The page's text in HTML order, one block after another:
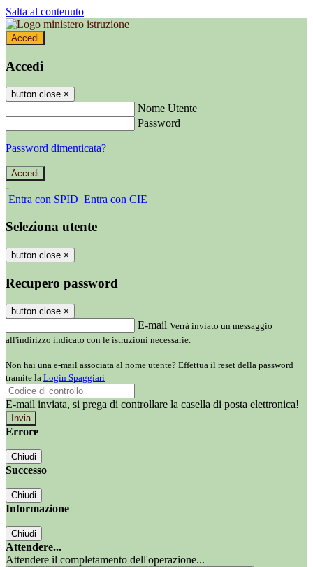
Salta al contenuto
Accedi
Accedi
button close ×
Nome Utente
Password
Password dimenticata?
-
Entra con SPID Entra con CIE
Seleziona utente
button close ×
Recupero password
button close ×
E-mail Verrà inviato un messaggio
all'indirizzo indicato con le istruzioni necessarie.
Non hai una e-mail associata al nome utente? Effettua il reset della password
tramite la Login Spaggiari
E-mail inviata, si prega di controllare la casella di posta elettronica!
Errore
Chiudi
Successo
Chiudi
Informazione
Chiudi
Attendere...
Attendere il completamento dell'operazione...